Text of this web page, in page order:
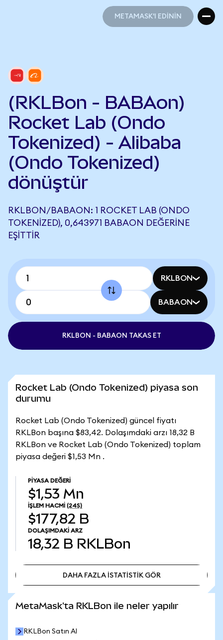
METAMASK'I EDİNİN
(RKLBon - BABAon)
Rocket Lab (Ondo
Tokenized) - Alibaba
(Ondo Tokenized)
dönüştür
RKLBON/BABAON: 1 ROCKET LAB (ONDO
TOKENIZED), 0,643971 BABAON DEĞERINE
EŞITTIR
RKLBON
BABAON
RKLBON - BABAON TAKAS ET
Rocket Lab (Ondo Tokenized) piyasa son
durumu
Rocket Lab (Ondo Tokenized) güncel fiyatı
RKLBon başına $83,42. Dolaşımdaki arzı 18,32 B
RKLBon ve Rocket Lab (Ondo Tokenized) toplam
piyasa değeri $1,53 Mn .
PIYASA DEĞERI
$1,53 Mn
İŞLEM HACMI (24S)
$177,82 B
DOLAŞIMDAKI ARZ
18,32 B RKLBon
DAHA FAZLA İSTATİSTİK GÖR
MetaMask'ta RKLBon ile neler yapılır
RKLBon Satın Al